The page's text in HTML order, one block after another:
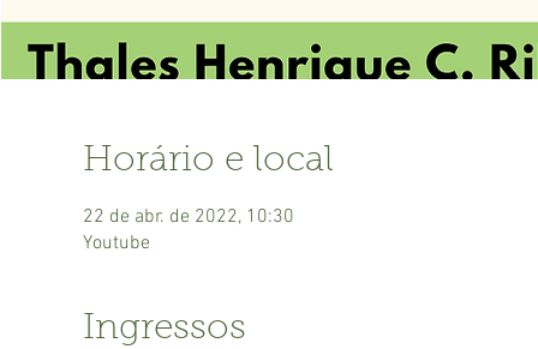
Horário e local
22 de abr. de 2022, 10:30
Youtube
Ingressos